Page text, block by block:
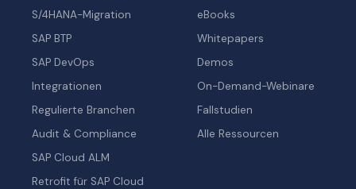
S/4HANA-Migration
SAP BTP
SAP DevOps
Integrationen
Regulierte Branchen
Audit & Compliance
SAP Cloud ALM
Retrofit für SAP Cloud
eBooks
Whitepapers
Demos
On-Demand-Webinare
Fallstudien
Alle Ressourcen